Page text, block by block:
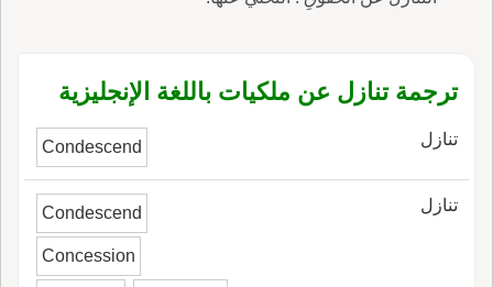
ترجمة تنازل عن ملكيات باللغة الإنجليزية
تنازل Condescend
تنازل Condescend
Concession